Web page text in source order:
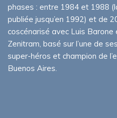
phases : entre 1984 et 1988
publiée jusqu’en 1992) et de
coscénarisé avec Luis
Zenitram, basé sur l’une de
super-héros et champion de
Buenos Aires.